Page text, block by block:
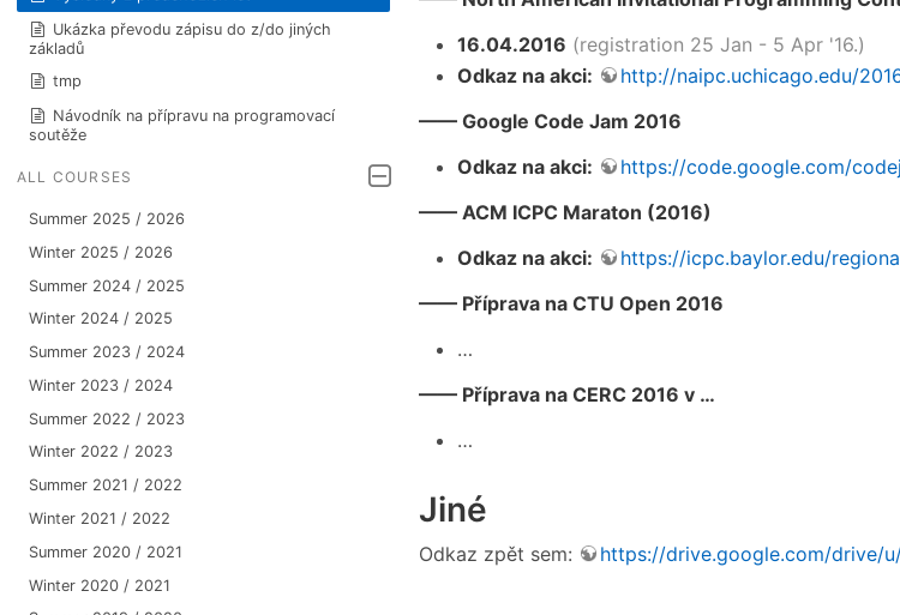
Ukázka převodu zápisu do z/do jiných
základů
tmp
Návodník na přípravu na programovací
soutěže
ALL COURSES
Summer 2025 / 2026
Winter 2025 / 2026
Summer 2024 / 2025
Winter 2024 / 2025
Summer 2023 / 2024
Winter 2023 / 2024
Summer 2022 / 2023
Winter 2022 / 2023
Summer 2021 / 2022
Winter 2021 / 2022
Summer 2020 / 2021
Winter 2020 / 2021
16.04.2016 (registration 25 Jan - 5 Apr '16.)
Odkaz na akci:
http://naipc.uchicago.edu/
—— Google Code Jam 2016
Odkaz na akci:
https://code.google.com/
—— ACM ICPC Maraton (2016)
Odkaz na akci:
https://icpc.baylor.edu/
—— Příprava na CTU Open 2016
…
—— Příprava na CERC 2016 v …
…
Jiné
Odkaz zpět sem: https://drive.google.com/drive/